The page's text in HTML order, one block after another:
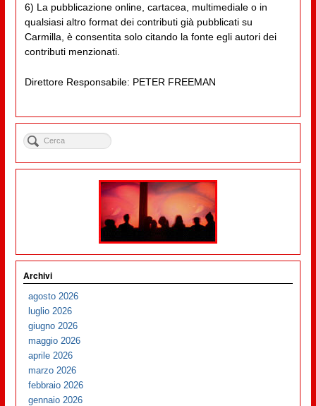
6) La pubblicazione online, cartacea, multimediale o in
qualsiasi altro format dei contributi già pubblicati su
Carmilla, è consentita solo citando la fonte egli autori dei
contributi menzionati.
Direttore Responsabile: PETER FREEMAN
Archivi
agosto 2026
luglio 2026
giugno 2026
maggio 2026
aprile 2026
marzo 2026
febbraio 2026
gennaio 2026